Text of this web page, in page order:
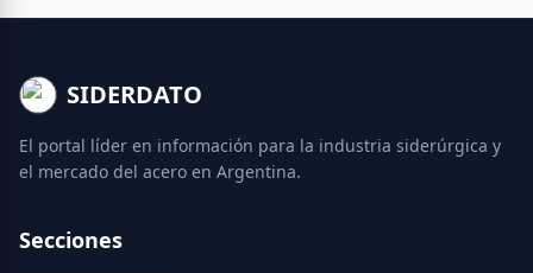
SIDERDATO
El portal líder en información para la industria siderúrgica y
el mercado del acero en Argentina.
Secciones